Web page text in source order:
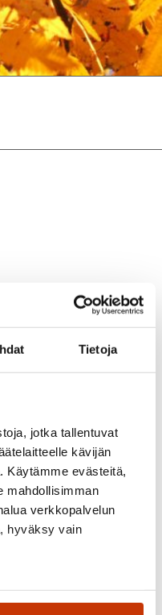
Tietoja
jotka tallentuvat
kävijän
evästeitä,
mahdollisimman
verkkopalvelun
hyväksy vain
sijaishuollon tai pitkän
tukea